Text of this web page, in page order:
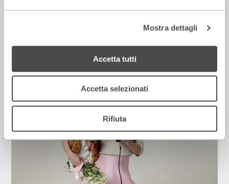
Mostra dettagli
Accetta tutti
Accetta selezionati
Rifiuta
strada secondo Raffaele Viviani